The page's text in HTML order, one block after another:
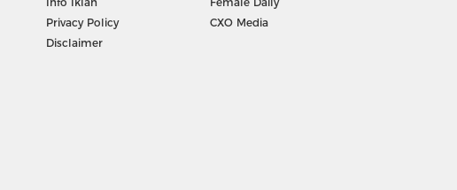
Privacy Policy
Disclaimer
CXO Media